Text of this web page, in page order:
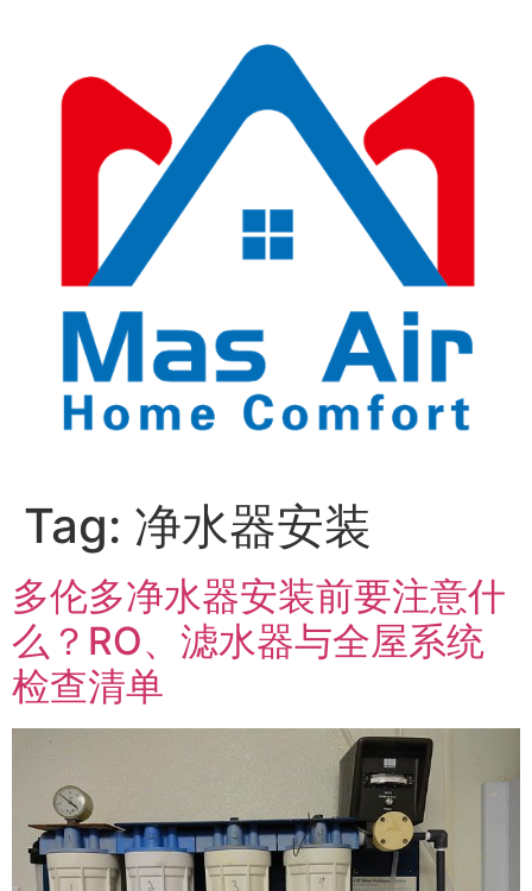
Tag: 净水器安装
多伦多净水器安装前要注意什
么？RO、滤水器与全屋系统
检查清单